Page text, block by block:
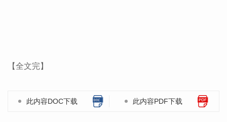
【全文完】
此内容DOC下载 此内容PDF下载